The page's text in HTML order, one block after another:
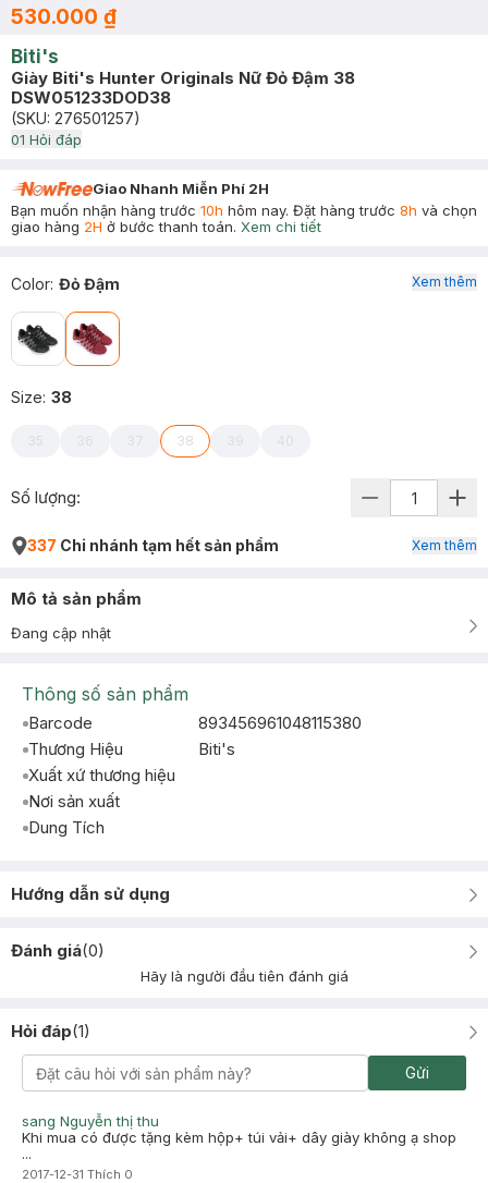
530.000 ₫
Biti's
Giày Biti's Hunter Originals Nữ Đỏ Đậm 38
DSW051233DOD38
(SKU: 276501257)
01 Hỏi đáp
Giao Nhanh Miễn Phí 2H
Bạn muốn nhận hàng trước 10h hôm nay. Đặt hàng trước 8h và chọn
giao hàng 2H ở bước thanh toán. Xem chi tiết
Color: Đỏ Đậm
Size: 38
35 36 37 38 39 40
Xem thêm
Số lượng:
337 Chi nhánh tạm hết sản phẩm Xem thêm
Mô tả sản phẩm
Đang cập nhật
Thông số sản phẩm
Barcode
893456961048115380
Thương Hiệu
Biti's
Xuất xứ thương hiệu
Nơi sản xuất
Dung Tích
Hướng dẫn sử dụng
Đánh giá(0)
Hãy là người đầu tiên đánh giá
Hỏi đáp(1)
Gửi
sang Nguyễn thị thu
Khi mua có được tặng kèm hộp+ túi vải+ dây giày không ạ shop
...
2017-12-31 Thích 0